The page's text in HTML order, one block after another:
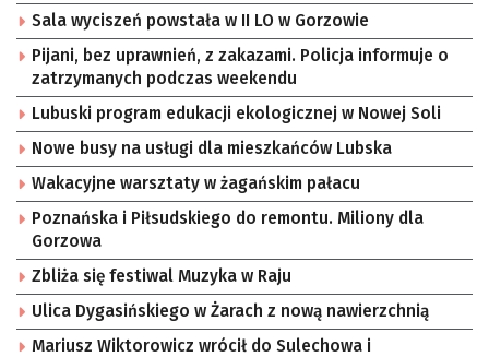
Sala wyciszeń powstała w II LO w Gorzowie
Pijani, bez uprawnień, z zakazami. Policja informuje o
zatrzymanych podczas weekendu
Lubuski program edukacji ekologicznej w Nowej Soli
Nowe busy na usługi dla mieszkańców Lubska
Wakacyjne warsztaty w żagańskim pałacu
Poznańska i Piłsudskiego do remontu. Miliony dla
Gorzowa
Zbliża się festiwal Muzyka w Raju
Ulica Dygasińskiego w Żarach z nową nawierzchnią
Mariusz Wiktorowicz wrócił do Sulechowa i